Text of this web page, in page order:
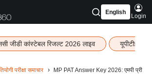
English
Login
जीडी कांस्टेबल रिजल्ट 2026 लाइव यूपीटीईटी
परीक्षा समाचार
MP PAT Answer Key 2026: एमपी प्री